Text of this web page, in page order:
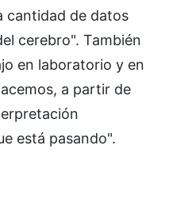
cantidad de datos
cerebro". También
en laboratorio y en
a partir de
está pasando".